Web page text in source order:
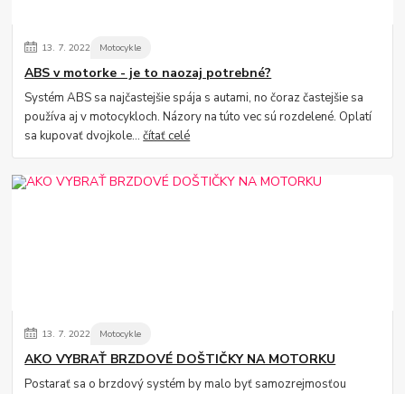
13. 7. 2022 Motocykle
ABS v motorke - je to naozaj potrebné?
Systém ABS sa najčastejšie spája s autami, no čoraz častejšie sa
používa aj v motocykloch. Názory na túto vec sú rozdelené. Oplatí
sa kupovať dvojkole...čítať celé
13. 7. 2022 Motocykle
AKO VYBRAŤ BRZDOVÉ DOŠTIČKY NA MOTORKU
Postarať sa o brzdový systém by malo byť samozrejmosťou